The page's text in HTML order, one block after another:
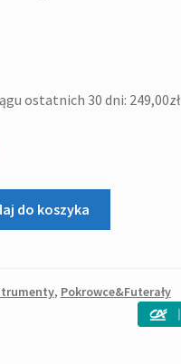
ostatnich 30 dni: 249,00zł
do koszyka
, Pokrowce&Futerały